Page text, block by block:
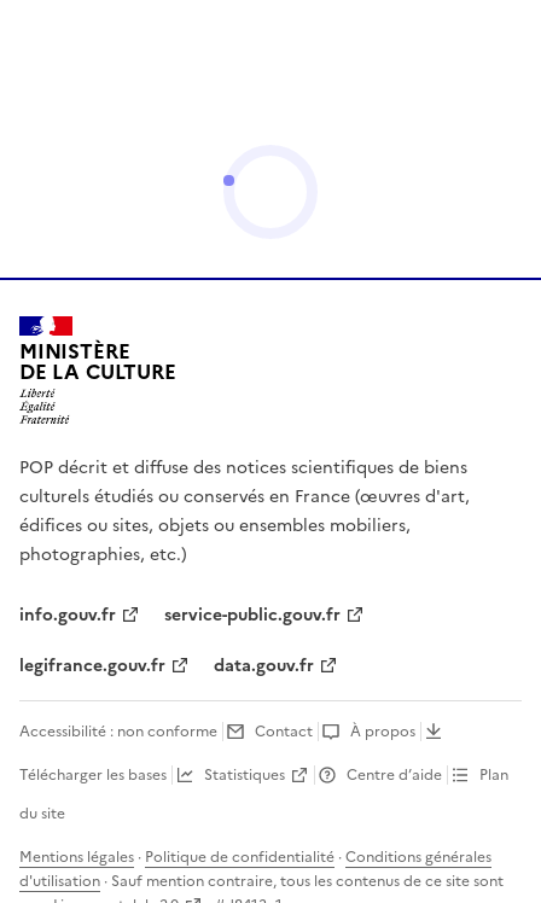
MINISTÈRE
DE LA CULTURE
POP décrit et diffuse des notices scientifiques de biens
culturels étudiés ou conservés en France (œuvres d'art,
édifices ou sites, objets ou ensembles mobiliers,
photographies, etc.)
info.gouv.fr
service-public.gouv.fr
legifrance.gouv.fr
data.gouv.fr
Accessibilité : non conforme Contact
À propos
Télécharger les bases
Statistiques Centre d’aide
Plan
du site
Mentions légales · Politique de confidentialité ·Conditions générales
d'utilisation · Sauf mention contraire, tous les contenus de ce site sont